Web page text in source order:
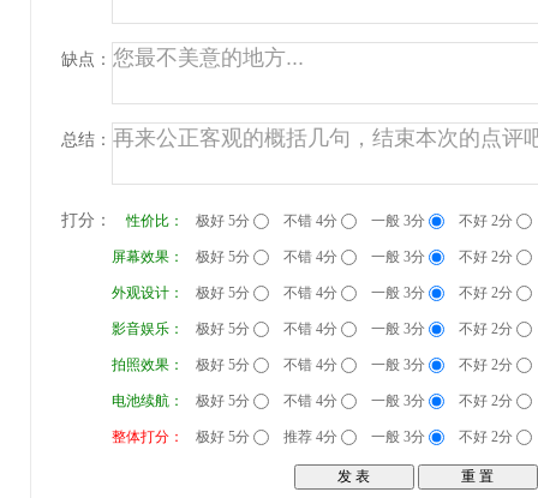
缺点：
总结：
打分： 性价比： 极好 5分 不错 4分 一般 3分 不好 2分
屏幕效果： 极好 5分 不错 4分 一般 3分 不好 2分
外观设计： 极好 5分 不错 4分 一般 3分 不好 2分
影音娱乐： 极好 5分 不错 4分 一般 3分 不好 2分
拍照效果： 极好 5分 不错 4分 一般 3分 不好 2分
电池续航： 极好 5分 不错 4分 一般 3分 不好 2分
整体打分： 极好 5分 推荐 4分 一般 3分 不好 2分